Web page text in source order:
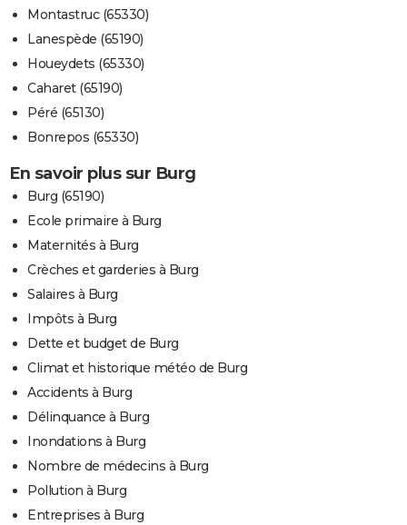
Montastruc (65330)
Lanespède (65190)
Houeydets (65330)
Caharet (65190)
Péré (65130)
Bonrepos (65330)
En savoir plus sur Burg
Burg (65190)
Ecole primaire à Burg
Maternités à Burg
Crèches et garderies à Burg
Salaires à Burg
Impôts à Burg
Dette et budget de Burg
Climat et historique météo de Burg
Accidents à Burg
Délinquance à Burg
Inondations à Burg
Nombre de médecins à Burg
Pollution à Burg
Entreprises à Burg